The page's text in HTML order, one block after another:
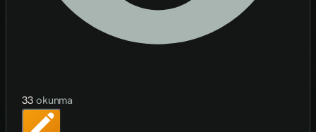
33 okunma